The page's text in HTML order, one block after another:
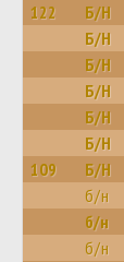
122 Б/Н
Б/Н
Б/Н
Б/Н
Б/Н
Б/Н
109 Б/Н
б/н
б/н
б/н